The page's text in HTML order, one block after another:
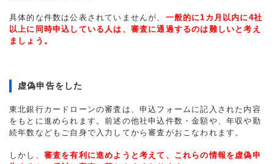
具体的な件数は公表されていませんが、 一般的に1カ月以内に4社
以上に同時申込している人は、審査に通過するのは難しいと考え
ましょう。
虚偽申告をした
東北銀行カードローンの審査は、申込フォームに記入された内容
をもとに進められます。前述の他社申込件数・金額や、年収や勤
続年数などもご自身で入力してから審査がおこなわれます。
しかし、 審査を有利に進めようと考えて、これらの情報を虚偽申